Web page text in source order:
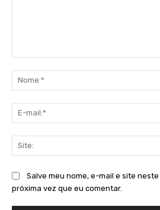
Salve meu nome, e-mail e site
próxima vez que eu comentar.